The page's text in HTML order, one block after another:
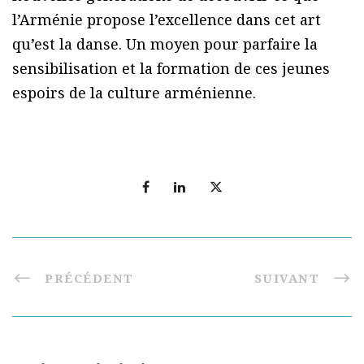
l’Arménie propose l’excellence dans cet art
qu’est la danse. Un moyen pour parfaire la
sensibilisation et la formation de ces jeunes
espoirs de la culture arménienne.
PRÉCÉDENT SUIVANT